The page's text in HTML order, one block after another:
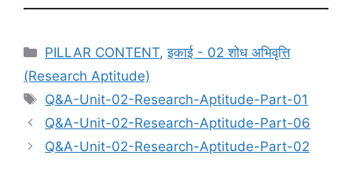
Categories
PILLAR CONTENT,इकाई - 02 शोध अभिवृत्ति
(Research Aptitude)
Tags
Q&A-Unit-02-Research-Aptitude-Part-01
Q&A-Unit-02-Research-Aptitude-Part-06
Q&A-Unit-02-Research-Aptitude-Part-02